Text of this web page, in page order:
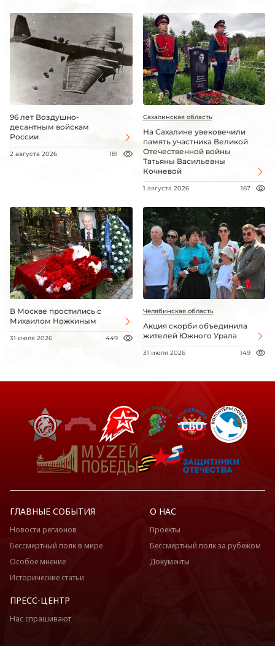
96 лет Воздушно-
десантным войскам
России
2 августа 2026 181
Сахалинская область
На Сахалине увековечили
память участника Великой
Отечественной войны
Татьяны Васильевны
Кочневой
1 августа 2026 167
В Москве простились с
Михаилом Ножкиным
31 июля 2026 449
Челябинская область
Акция скорби объединила
жителей Южного Урала
31 июля 2026 149
ГЛАВНЫЕ СОБЫТИЯ
Новости регионов
Бессмертный полк в мире
Особое мнение
Исторические статьи
О НАС
Проекты
Бессмертный полк за рубежом
Документы
ПРЕСС-ЦЕНТР
Нас спрашивают